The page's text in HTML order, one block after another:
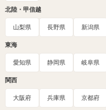
北陸・甲信越
山梨県 長野県 新潟県
東海
愛知県 静岡県 岐阜県
関西
大阪府 兵庫県 京都府